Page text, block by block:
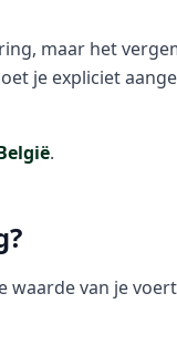
maar het
je expliciet
.
waarde van je